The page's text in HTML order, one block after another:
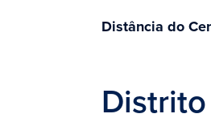
Distância do